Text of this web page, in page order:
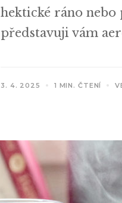
hektické ráno nebo
představuji vám
3. 4. 2025 1 MIN. ČTENÍ